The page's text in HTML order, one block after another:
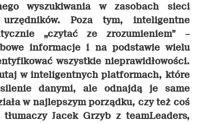
wyszukiwania w zasobach sieci
Poza tym, inteligentne
„czytać ze zrozumieniem” –
informacje i na podstawie wielu
wszystkie nieprawidłowości.
w inteligentnych platformach, które
danymi, ale odnajdą je same
w najlepszym porządku, czy też coś
tłumaczy Jacek Grzyb z teamLeaders,